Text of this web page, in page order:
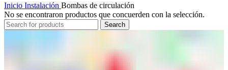
Inicio Instalación Bombas de circulación
No se encontraron productos que concuerden con la selección.
Search